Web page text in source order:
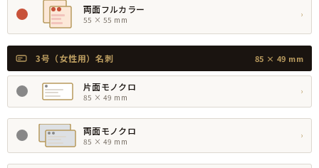
両面フルカラー
55 × 55 mm
›
3号（女性用）名刺 85 × 49 mm
片面モノクロ
85 × 49 mm
›
両面モノクロ
85 × 49 mm
›